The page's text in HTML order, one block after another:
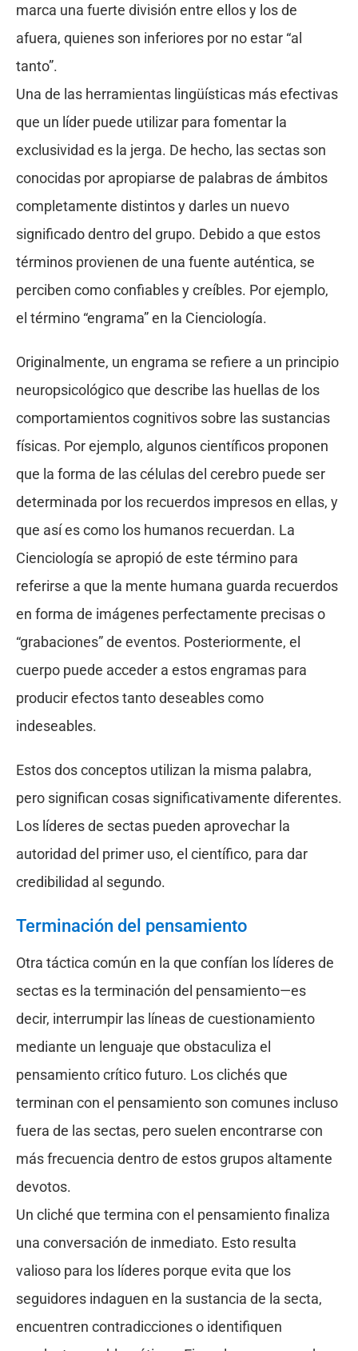
marca una fuerte división entre ellos y los de
afuera, quienes son inferiores por no estar “al
tanto”.
Una de las herramientas lingüísticas más efectivas
que un líder puede utilizar para fomentar la
exclusividad es la jerga. De hecho, las sectas son
conocidas por apropiarse de palabras de ámbitos
completamente distintos y darles un nuevo
significado dentro del grupo. Debido a que estos
términos provienen de una fuente auténtica, se
perciben como confiables y creíbles. Por ejemplo,
el término “engrama” en la Cienciología.
Originalmente, un engrama se refiere a un principio
neuropsicológico que describe las huellas de los
comportamientos cognitivos sobre las sustancias
físicas. Por ejemplo, algunos científicos proponen
que la forma de las células del cerebro puede ser
determinada por los recuerdos impresos en ellas, y
que así es como los humanos recuerdan. La
Cienciología se apropió de este término para
referirse a que la mente humana guarda recuerdos
en forma de imágenes perfectamente precisas o
“grabaciones” de eventos. Posteriormente, el
cuerpo puede acceder a estos engramas para
producir efectos tanto deseables como
indeseables.
Estos dos conceptos utilizan la misma palabra,
pero significan cosas significativamente diferentes.
Los líderes de sectas pueden aprovechar la
autoridad del primer uso, el científico, para dar
credibilidad al segundo.
Terminación del pensamiento
Otra táctica común en la que confían los líderes de
sectas es la terminación del pensamiento—es
decir, interrumpir las líneas de cuestionamiento
mediante un lenguaje que obstaculiza el
pensamiento crítico futuro. Los clichés que
terminan con el pensamiento son comunes incluso
fuera de las sectas, pero suelen encontrarse con
más frecuencia dentro de estos grupos altamente
devotos.
Un cliché que termina con el pensamiento finaliza
una conversación de inmediato. Esto resulta
valioso para los líderes porque evita que los
seguidores indaguen en la sustancia de la secta,
encuentren contradicciones o identifiquen